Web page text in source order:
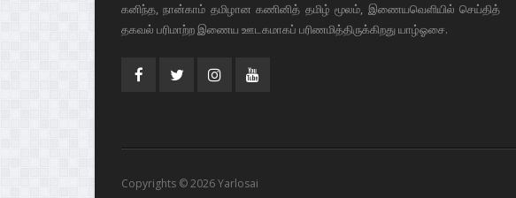
கனிந்த, நான்காம் தமிழான கணினித் தமிழ் மூலம், இணையவெளியில் செய்தித்
தகவல் பரிமாற்ற இணைய ஊடகமாகப் பரிணமித்திருக்கிறது யாழ்ஓசை.
Copyrights © 2026 Yarlosai